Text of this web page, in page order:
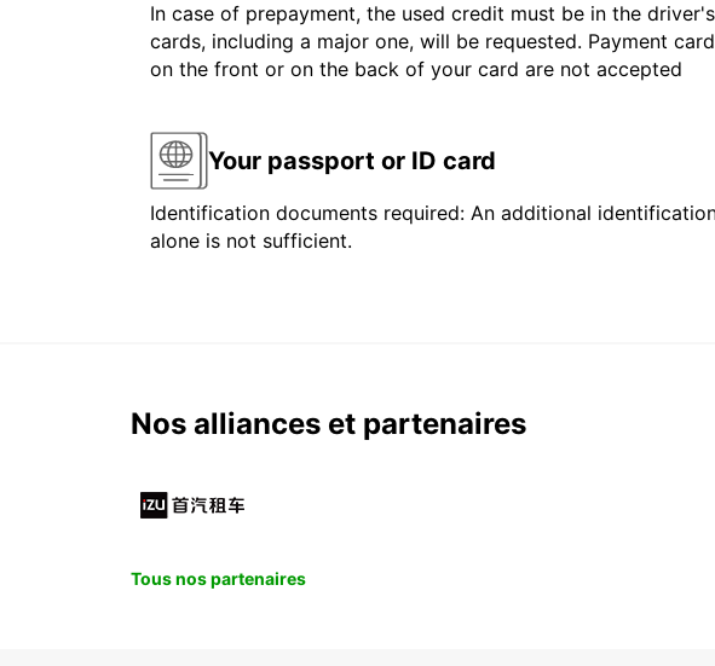
In case of prepayment, the used credit must be in the
cards, including a major one, will be requested. Payment
on the front or on the back of your card are not accepted
Your passport or ID card
Identification documents required: An additional
alone is not sufficient.
Nos alliances et partenaires
Tous nos partenaires